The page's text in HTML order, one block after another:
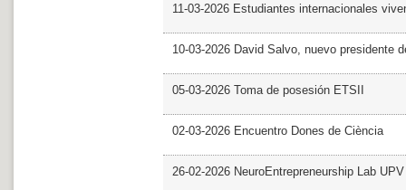
11-03-2026 Estudiantes internacionales
10-03-2026 David Salvo, nuevo presidente
05-03-2026 Toma de posesión ETSII
02-03-2026 Encuentro Dones de Ciència
26-02-2026 NeuroEntrepreneurship Lab UPV